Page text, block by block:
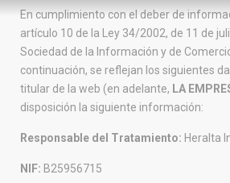
En cumplimiento con el deber de
artículo 10 de la Ley 34/2002, de 11 de
Sociedad de la Información y de
continuación, se reflejan los siguientes
titular de la web (en adelante, LA
disposición la siguiente información:
Responsable del Tratamiento: Heralta
NIF: B25956715